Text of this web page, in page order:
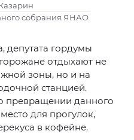
собрания ЯНАО
депутата гордумы
отдыхают не
зоны, но и на
станцией.
превращении данного
для прогулок,
в кофейне.